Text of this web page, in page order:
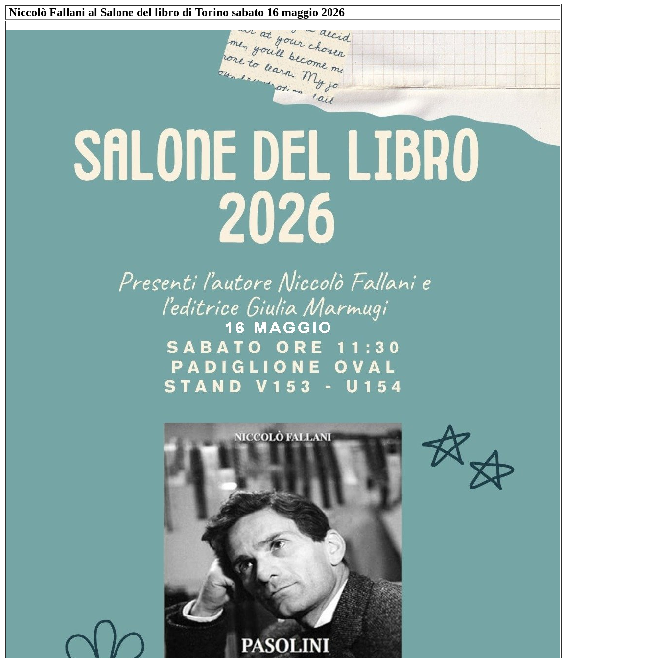
Niccolò Fallani al Salone del libro di Torino sabato 16 maggio 2026